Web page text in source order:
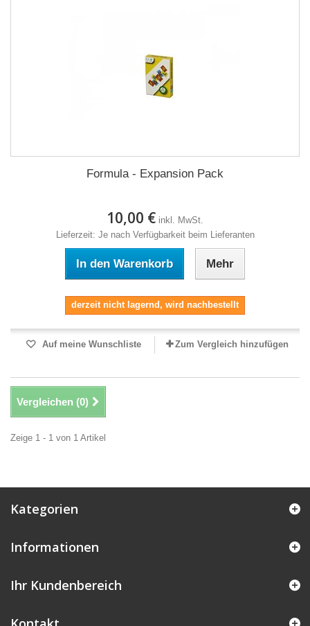
Formula - Expansion Pack
10,00 € inkl. MwSt.
Lieferzeit: Je nach Verfügbarkeit beim Lieferanten
In den Warenkorb Mehr
derzeit nicht lagernd, wird nachbestellt
Auf meine Wunschliste Zum Vergleich hinzufügen
Vergleichen (0)
Zeige 1 - 1 von 1 Artikel
Kategorien
Informationen
Ihr Kundenbereich